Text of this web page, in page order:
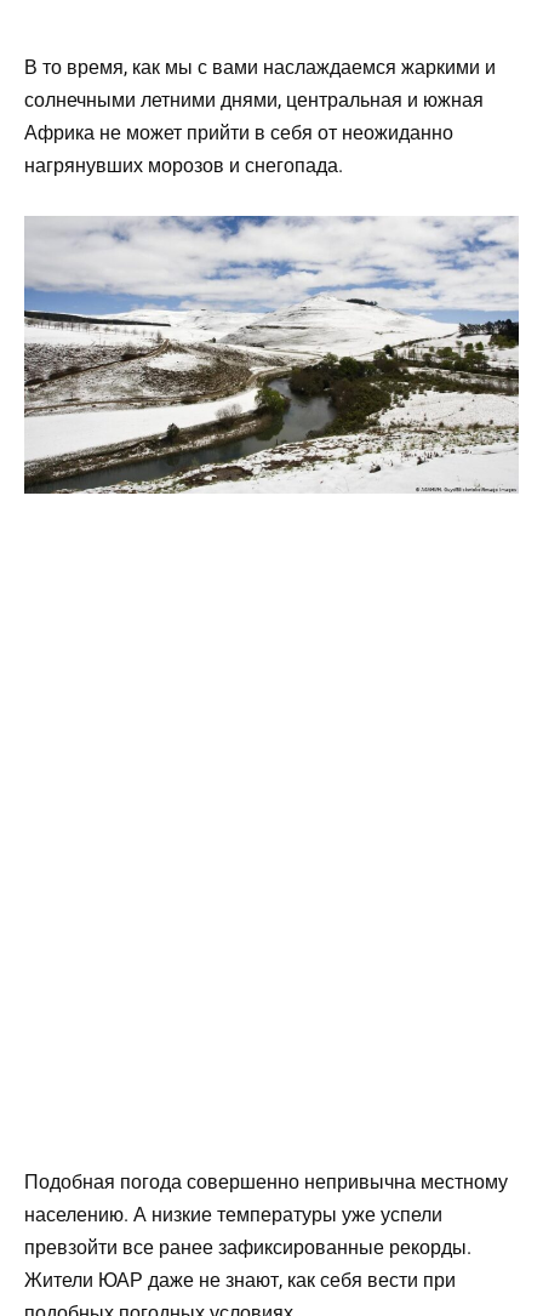
В то время, как мы с вами наслаждаемся жаркими и
солнечными летними днями, центральная и южная
Африка не может прийти в себя от неожиданно
нагрянувших морозов и снегопада.
Подобная погода совершенно непривычна местному
населению. А низкие температуры уже успели
превзойти все ранее зафиксированные рекорды.
Жители ЮАР даже не знают, как себя вести при